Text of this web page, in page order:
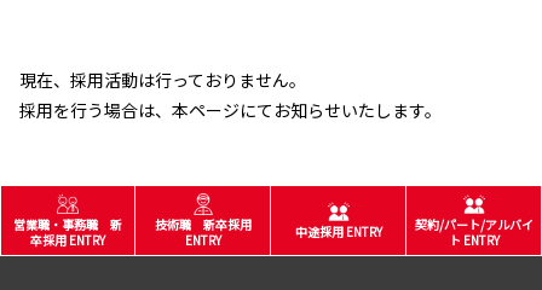
現在、採用活動は行っておりません。
採用を行う場合は、本ページにてお知らせいたします。
営業職・事務職 新
卒採用 ENTRY
技術職 新卒採用
ENTRY
中途採用 ENTRY
契約/パート/アルバイ
ト ENTRY